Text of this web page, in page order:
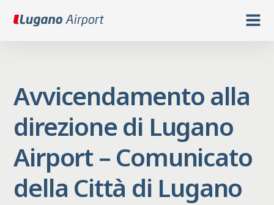
Avvicendamento alla
direzione di Lugano
Airport – Comunicato
della Città di Lugano